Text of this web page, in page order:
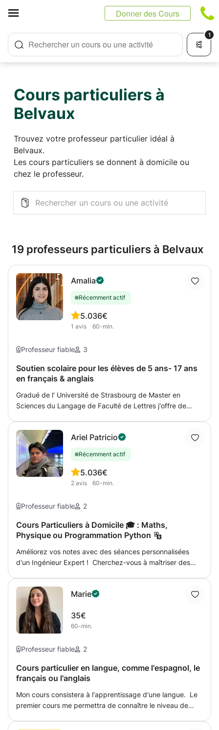
Donner des Cours
Rechercher un cours ou une activité
1
Cours particuliers à
Belvaux
Trouvez votre professeur particulier idéal à
Belvaux.
Les cours particuliers se donnent à domicile ou
chez le professeur.
19 professeurs particuliers à Belvaux
Amalia
Récemment actif
5.0
1 avis
36€
60-min.
Professeur fiable 3
Soutien scolaire pour les élèves de 5 ans- 17 ans
en français & anglais
Gradué de l' Université de Strasbourg de Master en
Sciences du Langage de Faculté de Lettres j'offre de
grec & luxembourgeois .Ariel Patricio
Récemment actif
5.0
2 avis
36€
60-min.
Professeur fiable 2
Cours Particuliers à Domicile 🎓 : Maths,
Physique ou Programmation Python
Améliorez vos notes avec des séances personnalisées
d'un Ingénieur Expert ! Cherchez-vous à maîtriser des
et je suis Ingénieur en Mécanique diplômé de l'Université
du Luxembourg. J'offre des séances de tutorat de haute
qualité conçues pour simplifier les concepts difficiles et
renforcer durablement la confiance. 📚 Matières
Géométrie, Statistiques, Trigonométrie) aux niveaux
Cinématique, Statique, Dynamique, Chute Libre et
Électrotechnique. Programmation : Python pour
débutants et intermédiaires. 👤 Pourquoi me choisir ?
Éducateur Expérimenté : J'ai enseigné avec succès à des
Excellence Académique : Mon diplôme de l'Uni.lu garantit
Marie
35€
60-min.
Professeur fiable 2
Cours particulier en langue, comme l'espagnol, le
français ou l'anglais
Mon cours consistera à l'apprentissage d'une langue. Le
premier cours me permettra de connaître le niveau de